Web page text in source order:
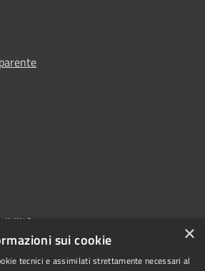
×
sui cookie
tecnici e assimilati strettamente necessari al